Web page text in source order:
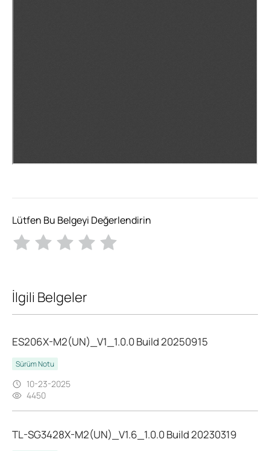
Lütfen Bu Belgeyi Değerlendirin
İlgili Belgeler
ES206X-M2(UN)_V1_1.0.0 Build 20250915
Sürüm Notu
10-23-2025
4450
TL-SG3428X-M2(UN)_V1.6_1.0.0 Build 20230319